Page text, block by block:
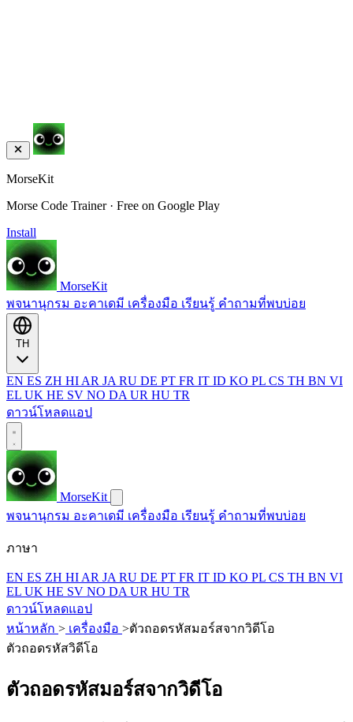
MorseKit
Morse Code Trainer · Free on Google Play
Install
MorseKit
พจนานุกรม อะคาเดมี เครื่องมือ เรียนรู้ คำถามที่พบบ่อย
EN ES ZH HI AR JA RU DE PT FR IT ID KO PL CS TH BN VI
EL UK HE SV NO DA UR HU TR
ดาวน์โหลดแอป
MorseKit
พจนานุกรม อะคาเดมี เครื่องมือ เรียนรู้ คำถามที่พบบ่อย
ภาษา
EN ES ZH HI AR JA RU DE PT FR IT ID KO PL CS TH BN VI
EL UK HE SV NO DA UR HU TR
ดาวน์โหลดแอป
หน้าหลัก > เครื่องมือ >ตัวถอดรหัสมอร์สจากวิดีโอ
ตัวถอดรหัสวิดีโอ
ตัวถอดรหัสมอร์สจากวิดีโอ